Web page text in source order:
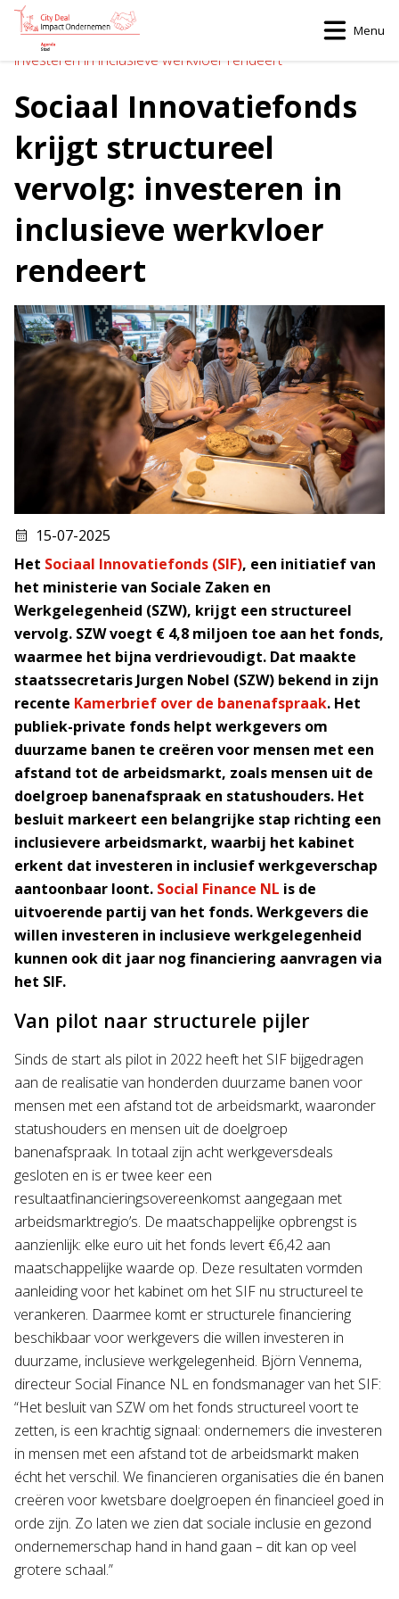
Menu
Home>Sociaal Innovatiefonds krijgt structureel vervolg:
investeren in inclusieve werkvloer rendeert
Sociaal Innovatiefonds
krijgt structureel
vervolg: investeren in
inclusieve werkvloer
rendeert
15-07-2025
Het Sociaal Innovatiefonds (SIF), een initiatief van
het ministerie van Sociale Zaken en
Werkgelegenheid (SZW), krijgt een structureel
vervolg. SZW voegt € 4,8 miljoen toe aan het fonds,
waarmee het bijna verdrievoudigt. Dat maakte
staatssecretaris Jurgen Nobel (SZW) bekend in zijn
recente Kamerbrief over de banenafspraak. Het
publiek-private fonds helpt werkgevers om
duurzame banen te creëren voor mensen met een
afstand tot de arbeidsmarkt, zoals mensen uit de
doelgroep banenafspraak en statushouders. Het
besluit markeert een belangrijke stap richting een
inclusievere arbeidsmarkt, waarbij het kabinet
erkent dat investeren in inclusief werkgeverschap
aantoonbaar loont. Social Finance NL is de
uitvoerende partij van het fonds. Werkgevers die
willen investeren in inclusieve werkgelegenheid
kunnen ook dit jaar nog financiering aanvragen via
het SIF.
Van pilot naar structurele pijler
Sinds de start als pilot in 2022 heeft het SIF bijgedragen
aan de realisatie van honderden duurzame banen voor
mensen met een afstand tot de arbeidsmarkt, waaronder
statushouders en mensen uit de doelgroep
banenafspraak. In totaal zijn acht werkgeversdeals
gesloten en is er twee keer een
resultaatfinancieringsovereenkomst aangegaan met
arbeidsmarktregio’s. De maatschappelijke opbrengst is
aanzienlijk: elke euro uit het fonds levert €6,42 aan
maatschappelijke waarde op. Deze resultaten vormden
aanleiding voor het kabinet om het SIF nu structureel te
verankeren. Daarmee komt er structurele financiering
beschikbaar voor werkgevers die willen investeren in
duurzame, inclusieve werkgelegenheid. Björn Vennema,
directeur Social Finance NL en fondsmanager van het SIF:
“Het besluit van SZW om het fonds structureel voort te
zetten, is een krachtig signaal: ondernemers die investeren
in mensen met een afstand tot de arbeidsmarkt maken
écht het verschil. We financieren organisaties die én banen
creëren voor kwetsbare doelgroepen én financieel goed in
orde zijn. Zo laten we zien dat sociale inclusie en gezond
ondernemerschap hand in hand gaan – dit kan op veel
grotere schaal.”